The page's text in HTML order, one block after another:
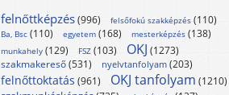
felnőttképzés(996) felsőfokú szakképzés (110)
Ba, Bsc (110) egyetem (168) mesterképzés (138)
munkahely (129) FSZ (103) OKJ (1273)
szakmakereső(531) nyelvtanfolyam (203)
felnőttoktatás (961) OKJ tanfolyam (1210)